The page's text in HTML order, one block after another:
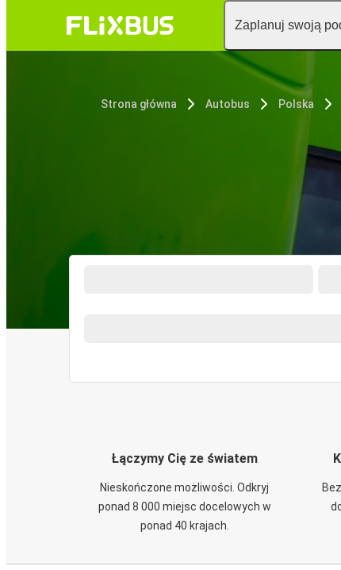
Zaplanuj swoją
Strona główna Autobus Polska
Łączymy Cię ze światem
Nieskończone możliwości. Odkryj
ponad 8 000 miejsc docelowych w
ponad 40 krajach.